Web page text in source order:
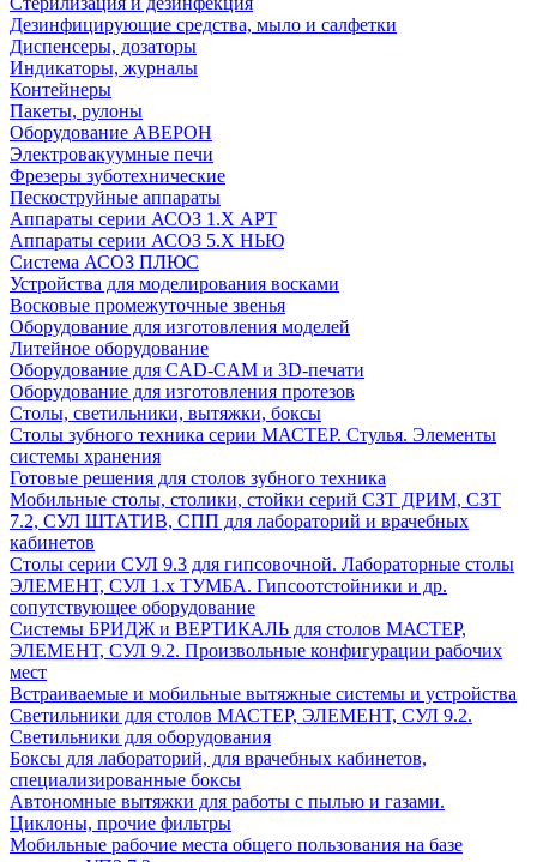
Дезинфицирующие средства, мыло и салфетки
Диспенсеры, дозаторы
Индикаторы, журналы
Контейнеры
Пакеты, рулоны
Оборудование АВЕРОН
Электровакуумные печи
Фрезеры зуботехнические
Пескоструйные аппараты
Аппараты серии АСОЗ 1.Х АРТ
Аппараты серии АСОЗ 5.Х НЬЮ
Система АСОЗ ПЛЮС
Устройства для моделирования восками
Восковые промежуточные звенья
Оборудование для изготовления моделей
Литейное оборудование
Оборудование для CAD-CAM и 3D-печати
Оборудование для изготовления протезов
Cтолы, светильники, вытяжки, боксы
Столы зубного техника серии МАСТЕР. Стулья. Элементы
системы хранения
Готовые решения для столов зубного техника
Мобильные столы, столики, стойки серий СЗТ ДРИМ, СЗТ
7.2, СУЛ ШТАТИВ, СПП для лабораторий и врачебных
кабинетов
Столы серии СУЛ 9.3 для гипсовочной. Лабораторные столы
ЭЛЕМЕНТ, СУЛ 1.х ТУМБА. Гипсоотстойники и др.
сопутствующее оборудование
Системы БРИДЖ и ВЕРТИКАЛЬ для столов МАСТЕР,
ЭЛЕМЕНТ, СУЛ 9.2. Произвольные конфигурации рабочих
мест
Встраиваемые и мобильные вытяжные системы и устройства
Светильники для столов МАСТЕР, ЭЛЕМЕНТ, СУЛ 9.2.
Светильники для оборудования
Боксы для лабораторий, для врачебных кабинетов,
специализированные боксы
Автономные вытяжки для работы с пылью и газами.
Циклоны, прочие фильтры
Мобильные рабочие места общего пользования на базе